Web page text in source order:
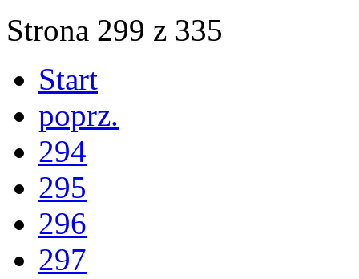
Strona 299 z 335
Start
poprz.
294
295
296
297